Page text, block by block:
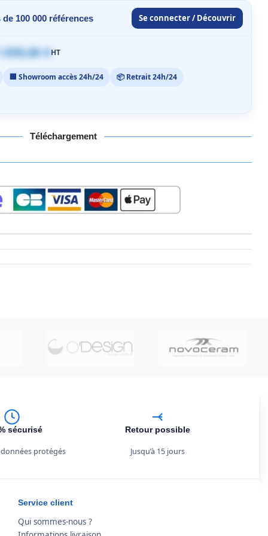
100 000 références Se connecter / Découvrir
059,00 €HT
🏢 Showroom accès 24h/24 📦 Retrait 24h/24
Téléchargement
sécurisé
protégés
Retour possible
Jusqu’à 15 jours
Service client
Qui sommes-nous ?